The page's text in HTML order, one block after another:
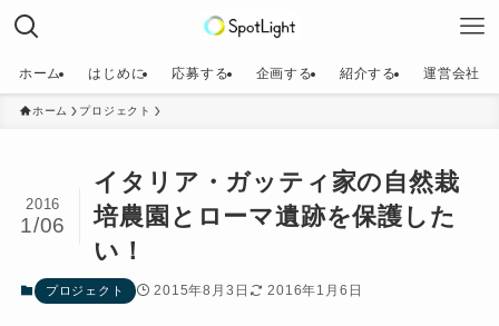
ホーム はじめに 応募する 企画する 紹介する 運営会社
ホーム プロジェクト
イタリア・ガッティ家の自然栽
培農園とローマ遺跡を保護した
い！
2016
1/06
プロジェクト 2015年8月3日 2016年1月6日